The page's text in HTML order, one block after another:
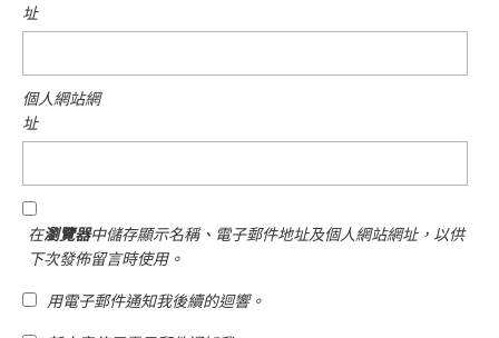
址
個人網站網
址
在瀏覽器中儲存顯示名稱、電子郵件地址及個人網站網址，以供
下次發佈留言時使用。
用電子郵件通知我後續的迴響。